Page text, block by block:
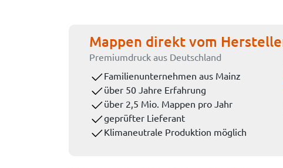
Mappen direkt vom
Premiumdruck aus Deutschland
Familienunternehmen aus Mainz
über 50 Jahre Erfahrung
über 2,5 Mio. Mappen pro Jahr
geprüfter Lieferant
Klimaneutrale Produktion möglich